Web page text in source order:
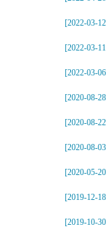
[2022-03-
[2022-03-
[2022-03-
[2020-08-
[2020-08-
[2020-08-
[2020-05-
[2019-12-
[2019-10-